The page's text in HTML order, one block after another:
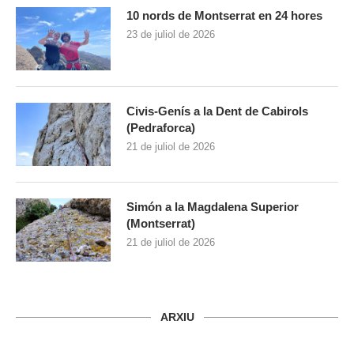
10 nords de Montserrat en 24 hores
23 de juliol de 2026
Civis-Genís a la Dent de Cabirols
(Pedraforca)
21 de juliol de 2026
Simón a la Magdalena Superior
(Montserrat)
21 de juliol de 2026
ARXIU